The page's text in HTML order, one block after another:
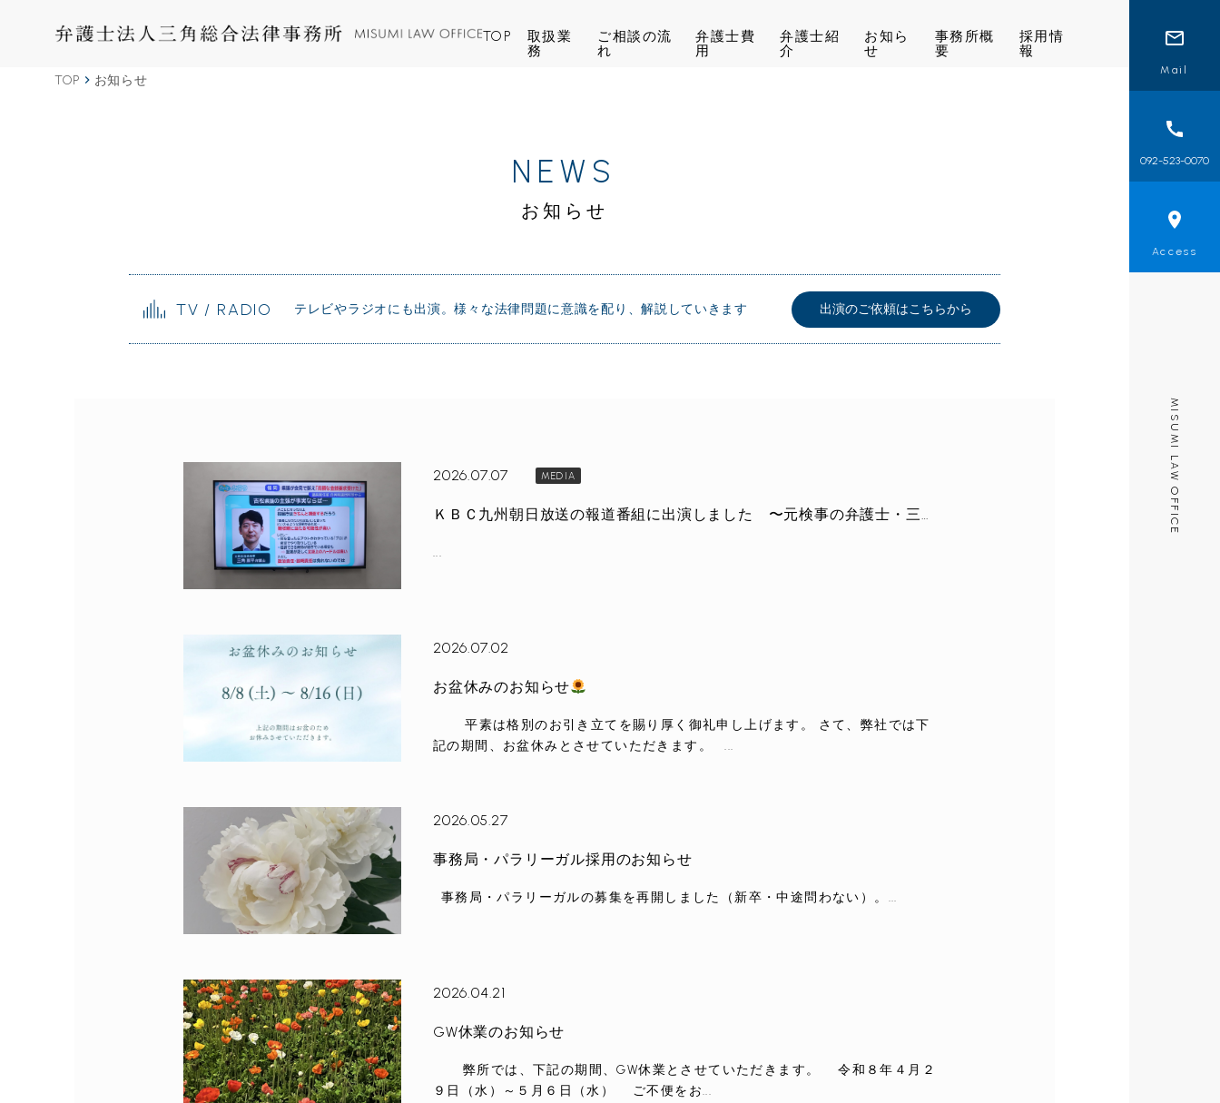
TOP
取扱業
務
ご相談の流
れ
弁護士費
用
弁護士紹
介
お知ら
せ
事務所概
要
採用情
報
TOP お知らせ
NEWS
お知らせ
TV / RADIO テレビやラジオにも出演。様々な法律問題に意識を配り、解説していきます 出演のご依頼はこちらから
2026.07.07 MEDIA
ＫＢＣ九州朝日放送の報道番組に出演しました 〜元検事の弁護士・三角総合法律事務所〜
...
2026.07.02
お盆休みのお知らせ
平素は格別のお引き立てを賜り厚く御礼申し上げます。 さて、弊社では下
記の期間、お盆休みとさせていただきます。 ...
2026.05.27
事務局・パラリーガル採用のお知らせ
事務局・パラリーガルの募集を再開しました（新卒・中途問わない）。...
2026.04.21
GW休業のお知らせ
弊所では、下記の期間、GW休業とさせていただきます。 令和８年４月２
９日（水）～５月６日（水） ご不便をお...
Mail
092-523-0070
Access
MISUMI LAW OFFICE